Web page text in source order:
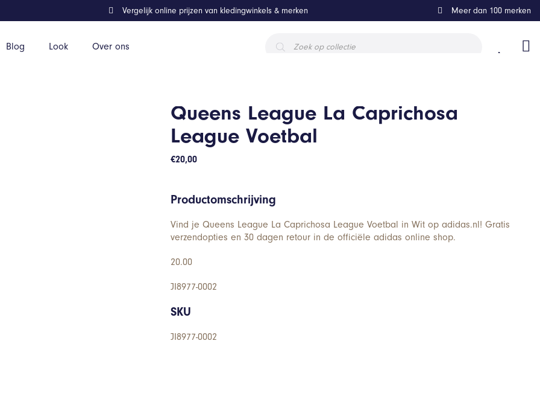
Blog Look Over ons
zoeken
Vergelijk online prijzen van kledingwinkels & merken Meer dan 100 merken
Queens League La Caprichosa
League Voetbal
€20,00
Productomschrijving
Vind je Queens League La Caprichosa League Voetbal in Wit op adidas.nl! Gratis
verzendopties en 30 dagen retour in de officiële adidas online shop.
20.00
JI8977-0002
SKU
JI8977-0002